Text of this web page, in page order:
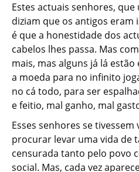
Estes actuais senhores,
diziam que os antigos eram
é que a honestidade dos
cabelos lhes passa. Mas
mais, mas alguns já lá
a moeda para no infinito
no cá todo, para ser
e feitio, mal ganho, mal
Esses senhores se
procurar levar uma vida de
censurada tanto pelo povo
social. Mas, cada vez